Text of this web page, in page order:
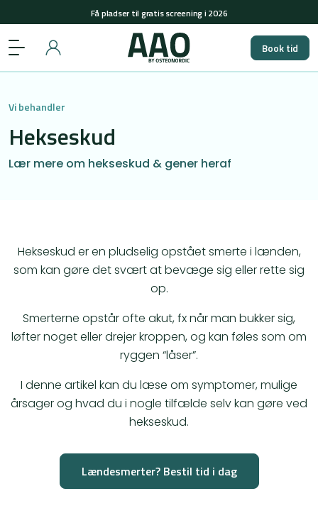
Få pladser til gratis screening i 2026
+45 29848558(man-tors: 08-15 & fre: 08-12)
Få pladser til gratis screening i 2026
Book tid
Vi behandler
Hekseskud
Lær mere om hekseskud & gener heraf
Hekseskud er en pludselig opstået smerte i lænden,
som kan gøre det svært at bevæge sig eller rette sig
op.
Smerterne opstår ofte akut, fx når man bukker sig,
løfter noget eller drejer kroppen, og kan føles som om
ryggen “låser”.
I denne artikel kan du læse om symptomer, mulige
årsager og hvad du i nogle tilfælde selv kan gøre ved
hekseskud.
Lændesmerter? Bestil tid i dag